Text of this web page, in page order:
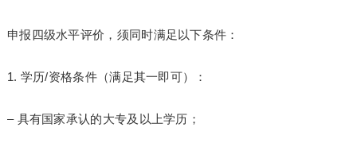
申报四级水平评价，须同时满足以下条件：
1. 学历/资格条件（满足其一即可）：
– 具有国家承认的大专及以上学历；